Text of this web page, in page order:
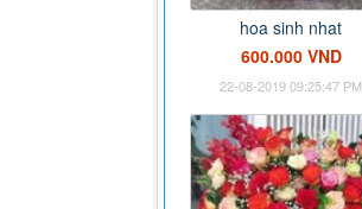
hoa sinh nhat
600.000 VND
22-08-2019 09:25:47 PM